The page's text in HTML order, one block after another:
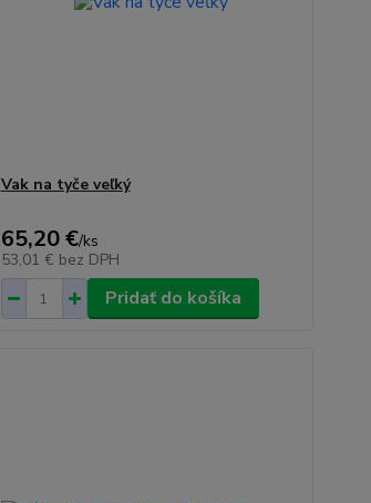
Vak na tyče veľký
65,20 €/ks
53,01 € bez DPH
Pridať do košíka